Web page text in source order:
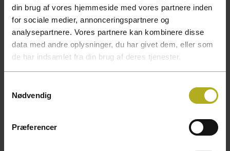
din brug af vores hjemmeside med vores partnere inden
for sociale medier, annonceringspartnere og
analysepartnere. Vores partnere kan kombinere disse
data med andre oplysninger, du har givet dem, eller som
de har indsamlet fra din brug af deres tjenester.
Nødvendig
Præferencer
Specialudviklet skaft som skåner ryg og håndled
Vores hurtigste udendørs pensel nogensinde!
Skal du male huset? Med Platinum vinklet
træbeklædningen og samtidigt sikrer du at din facade
sammensætning med fyldig børste giver meget højt